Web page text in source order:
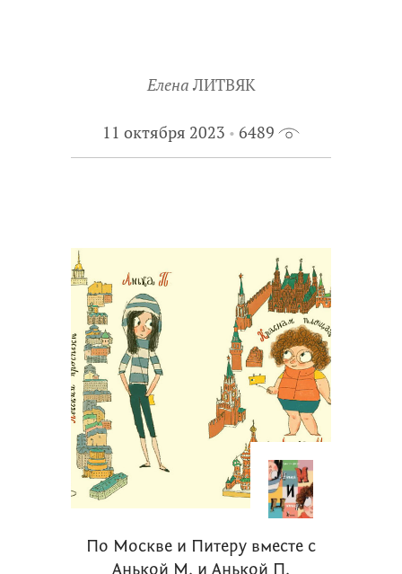
Елена ЛИТВЯК
11 октября 2023 6489
По Москве и Питеру вместе с